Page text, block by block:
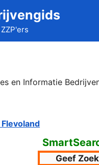
en Informatie